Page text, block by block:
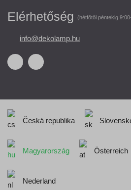
Elérhetőség (hétfőtől péntekig
info@dekolamp.hu
Česká republika
Magyarország Österreich
Nederland